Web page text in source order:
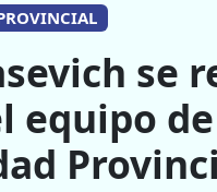
se
equipo de